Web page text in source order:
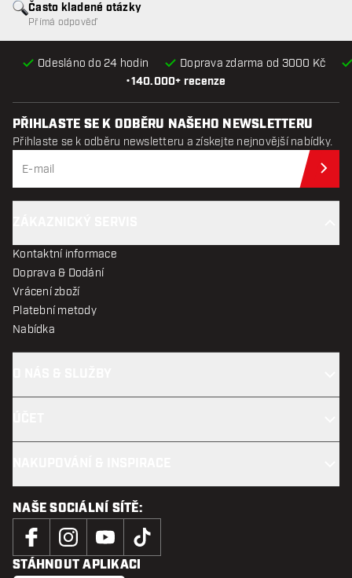
•140.000+ recenze
Odesláno do 24 hodin Doprava zdarma od 3000 Kč
Často kladené otázky
Přímá odpověď
PŘIHLASTE SE K ODBĚRU NAŠEHO NEWSLETTERU
Přihlaste se k odběru newsletteru a získejte nejnovější nabídky.
Kontaktní informace
Doprava & Dodání
Vrácení zboží
Platební metody
Nabídka
NAŠE SOCIÁLNÍ SÍTĚ:
STÁHNOUT APLIKACI